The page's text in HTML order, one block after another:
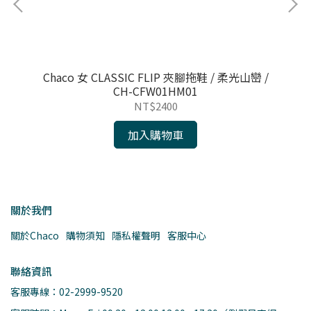
Chaco 女 CLASSIC FLIP 夾腳拖鞋 / 柔光山巒 /
CH-CFW01HM01
NT$2400
加入購物車
關於我們
關於Chaco 購物須知 隱私權聲明 客服中心
聯絡資訊
客服專線：02-2999-9520